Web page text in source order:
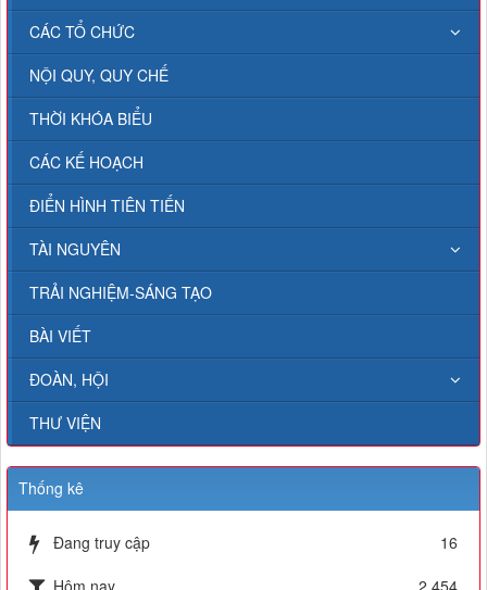
CÁC TỔ CHỨC
NỘI QUY, QUY CHẾ
THỜI KHÓA BIỂU
CÁC KẾ HOẠCH
ĐIỂN HÌNH TIÊN TIẾN
TÀI NGUYÊN
TRẢI NGHIỆM-SÁNG TẠO
BÀI VIẾT
ĐOÀN, HỘI
THƯ VIỆN
Thống kê
Đang truy cập
16
Hôm nay
2,454